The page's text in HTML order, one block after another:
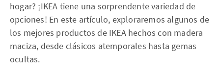
hogar? ¡IKEA tiene una sorprendente variedad de
opciones! En este artículo, exploraremos algunos de
los mejores productos de IKEA hechos con madera
maciza, desde clásicos atemporales hasta gemas
ocultas.